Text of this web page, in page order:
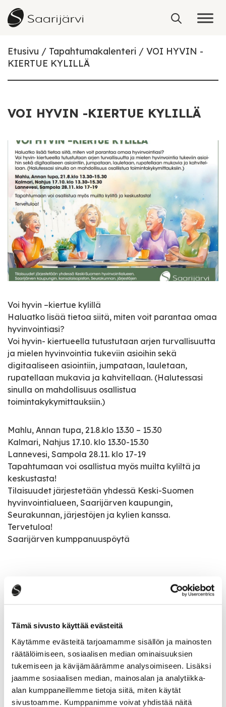
Tämä sivusto käyttää evästeitä
Käytämme evästeitä tarjoamamme sisällön ja mainosten
räätälöimiseen, sosiaalisen median ominaisuuksien
tukemiseen ja kävijämäärämme analysoimiseen. Lisäksi
jaamme sosiaalisen median, mainosalan ja analytiikka-
alan kumppaneillemme tietoja siitä, miten käytät
sivustoamme. Kumppanimme voivat yhdistää näitä
Skip to content
Etusivu Tapahtumakalenteri
VOI HYVIN -
KIERTUE KYLILLÄ
VOI HYVIN -KIERTUE KYLILLÄ
Voi hyvin –kiertue kylillä
Haluatko lisää tietoa siitä, miten voit parantaa omaa
hyvinvointiasi?
Voi hyvin- kiertueella tutustutaan arjen turvallisuutta
ja mielen hyvinvointia tukeviin asioihin sekä
digitaaliseen asiointiin, jumpataan, lauletaan,
rupatellaan mukavia ja kahvitellaan. (Halutessasi
sinulla on mahdollisuus osallistua
toimintakykymittauksiin.)
Mahlu, Annan tupa, 21.8.klo 13.30 – 15.30
Kalmari, Nahjus 17.10. klo 13.30-15.30
Lannevesi, Sampola 28.11. klo 17-19
Tapahtumaan voi osallistua myös muilta kyliltä ja
keskustasta!
Tilaisuudet järjestetään yhdessä Keski-Suomen
hyvinvointialueen, Saarijärven kaupungin,
Seurakunnan, järjestöjen ja kylien kanssa.
Tervetuloa!
Saarijärven kumppanuuspöytä
Tapahtumatiedot
Tapahtuman järjestäjä
Tapahtumapaikka
Uuraistentie 1167
41270 Lannevesi